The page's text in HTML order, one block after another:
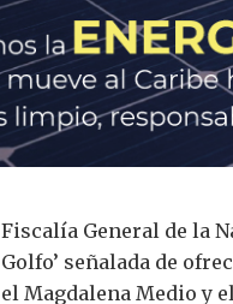
Fiscalía General de la
Golfo’ señalada de
el Magdalena Medio y